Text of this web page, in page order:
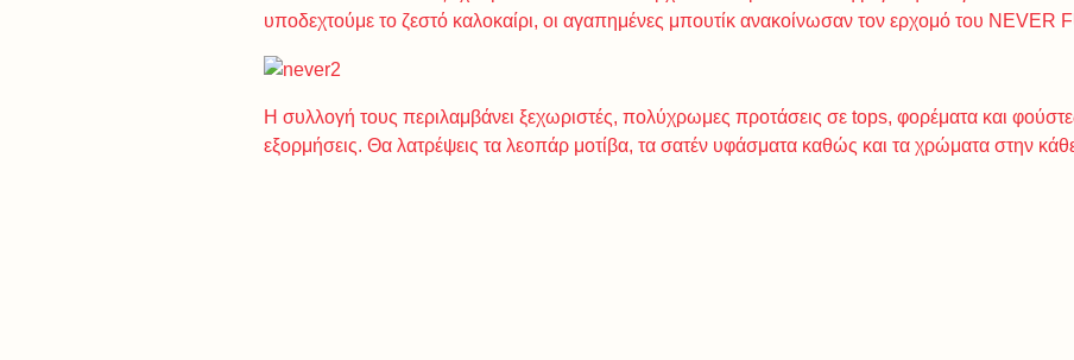
υποδεχτούμε το ζεστό καλοκαίρι, οι αγαπημένες μπουτίκ ανακοίνωσαν τον ερχομό του
Η συλλογή τους περιλαμβάνει ξεχωριστές, πολύχρωμες προτάσεις σε tops, φορέματα και
εξορμήσεις. Θα λατρέψεις τα λεοπάρ μοτίβα, τα σατέν υφάσματα καθώς και τα χρώματα στην